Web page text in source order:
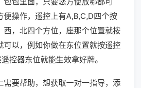
便操作，遥控上有A,B,C,D四个按
西，北四个方位，座那个位置就按
可以，例如你做在东位置就按遥控
控器东位就能生效拿好牌。
需要帮助，想获取一对一指导，添